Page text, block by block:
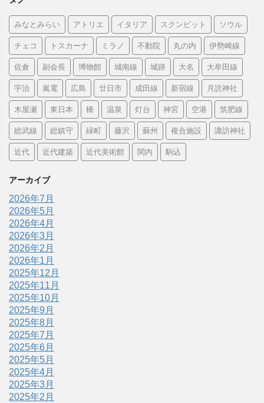
みなとみらい アトリエ イタリア スクンビット ソウル
チェコ トスカーナ ミラノ 不動院 丸の内 伊勢崎線
佐倉 副会長 博物館 城南線 城跡 大名 大牟田線
宇治 嵐電 広島 廿日市 成田線 新宿線 月読神社
木屋瀬 東日本 橋 温泉 灯台 神宮 空港 筑肥線
総武線 総鎮守 緑町 藤沢 蘇州 複合施設 諏訪神社
近代 近代建築 近代美術館 関内 駒込
アーカイブ
2026年7月
2026年5月
2026年4月
2026年3月
2026年2月
2026年1月
2025年12月
2025年11月
2025年10月
2025年9月
2025年8月
2025年7月
2025年6月
2025年5月
2025年4月
2025年3月
2025年2月